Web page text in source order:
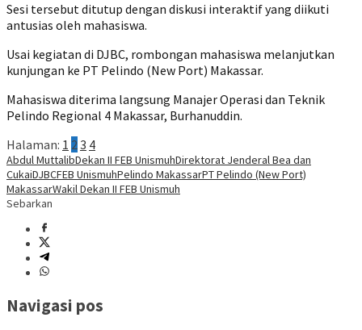
Sesi tersebut ditutup dengan diskusi interaktif yang diikuti
antusias oleh mahasiswa.
Usai kegiatan di DJBC, rombongan mahasiswa melanjutkan
kunjungan ke PT Pelindo (New Port) Makassar.
Mahasiswa diterima langsung Manajer Operasi dan Teknik
Pelindo Regional 4 Makassar, Burhanuddin.
Halaman: 1 23 4
Abdul MuttalibDekan II FEB UnismuhDirektorat Jenderal Bea dan
CukaiDJBCFEB UnismuhPelindo MakassarPT Pelindo (New Port)
MakassarWakil Dekan II FEB Unismuh
Sebarkan
Navigasi pos